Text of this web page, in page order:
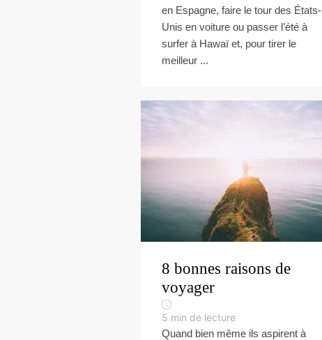
en Espagne, faire le tour des États-
Unis en voiture ou passer l’été à
surfer à Hawaï et, pour tirer le
meilleur ...
8 bonnes raisons de
voyager
5 min de lecture
Quand bien même ils aspirent à